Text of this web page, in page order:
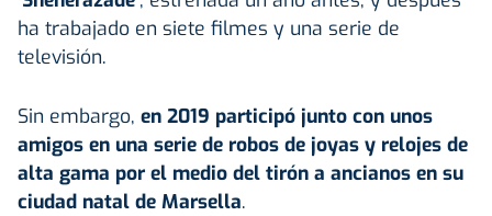
ha trabajado en siete filmes y una serie de
televisión.
Sin embargo, en 2019 participó junto con unos
amigos en una serie de robos de joyas y relojes de
alta gama por el medio del tirón a ancianos en su
ciudad natal de Marsella.